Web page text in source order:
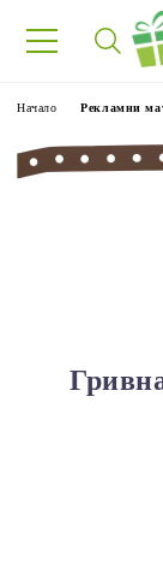
Начало Рекламни